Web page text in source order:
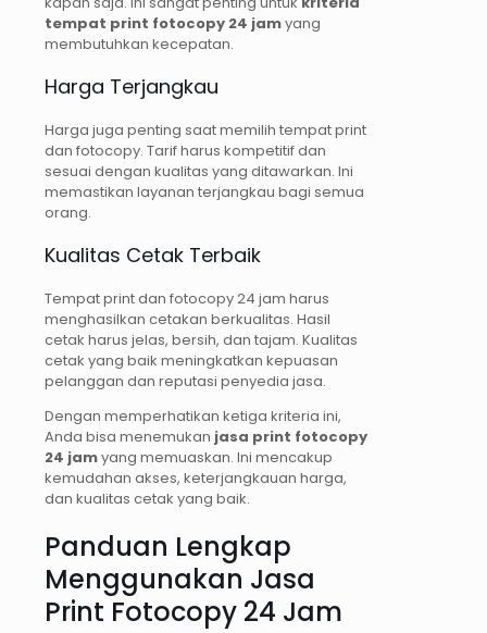
tempat print fotocopy 24 jamyang
membutuhkan kecepatan.
Harga Terjangkau
Harga juga penting saat memilih tempat print
dan fotocopy. Tarif harus kompetitif dan
sesuai dengan kualitas yang ditawarkan. Ini
memastikan layanan terjangkau bagi semua
orang.
Kualitas Cetak Terbaik
Tempat print dan fotocopy 24 jam harus
menghasilkan cetakan berkualitas. Hasil
cetak harus jelas, bersih, dan tajam. Kualitas
cetak yang baik meningkatkan kepuasan
pelanggan dan reputasi penyedia jasa.
Dengan memperhatikan ketiga kriteria ini,
Anda bisa menemukan jasa print fotocopy
24 jamyang memuaskan. Ini mencakup
kemudahan akses, keterjangkauan harga,
dan kualitas cetak yang baik.
Panduan Lengkap
Menggunakan Jasa
Print Fotocopy 24 Jam